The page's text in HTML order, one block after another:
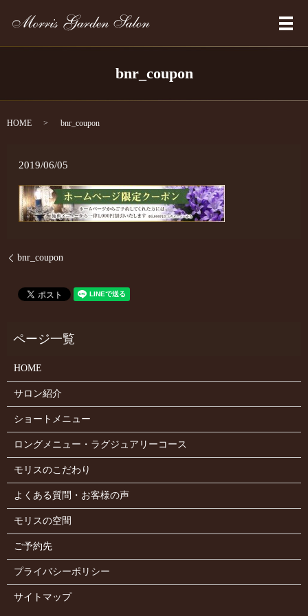
メ
bnr_coupon
HOME bnr_coupon
2019/06/05
bnr_coupon
HOME
サロン紹介
ショートメニュー
ロングメニュー・ラグジュアリーコース
モリスのこだわり
よくある質問・お客様の声
モリスの空間
ご予約先
プライバシーポリシー
サイトマップ